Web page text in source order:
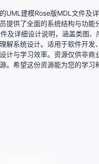
UML建模Rose版MDL文件及
提供了全面的系统结构与功能
及详细设计说明，涵盖类图、
解系统设计。适用于软件开发
计与学习效率。资源仅供非商
。希望这份资源能为您的学习